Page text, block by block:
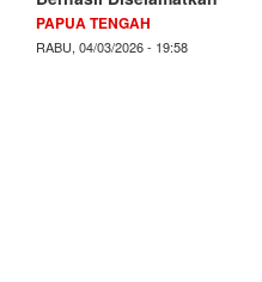
PAPUA TENGAH
RABU, 04/03/2026 - 19:58